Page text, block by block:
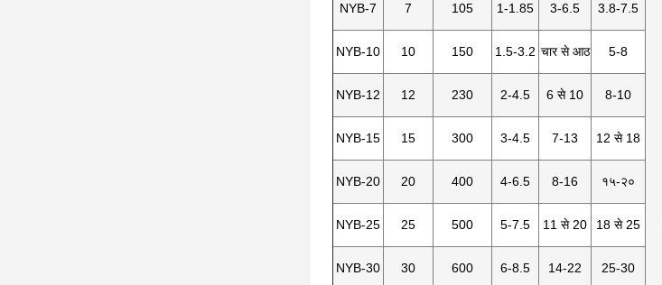
NYB-7 7 105 1-1.85 3-6.5 3.8-7.5
NYB-10 10 150 1.5-3.2 चार से आठ 5-8
NYB-12 12 230 2-4.5 6 से 10 8-10
NYB-15 15 300 3-4.5 7-13 12 से 18
NYB-20 20 400 4-6.5 8-16 १५-२०
NYB-25 25 500 5-7.5 11 से 20 18 से 25
NYB-30 30 600 6-8.5 14-22 25-30